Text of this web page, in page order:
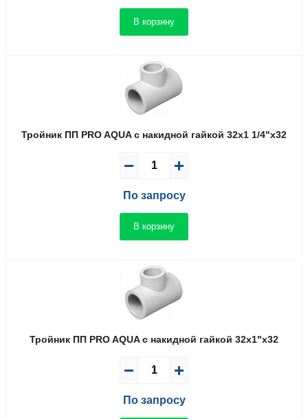
В корзину
Тройник ПП PRO AQUA с накидной гайкой 32x1 1/4"x32
По запросу
В корзину
Тройник ПП PRO AQUA с накидной гайкой 32x1"x32
По запросу